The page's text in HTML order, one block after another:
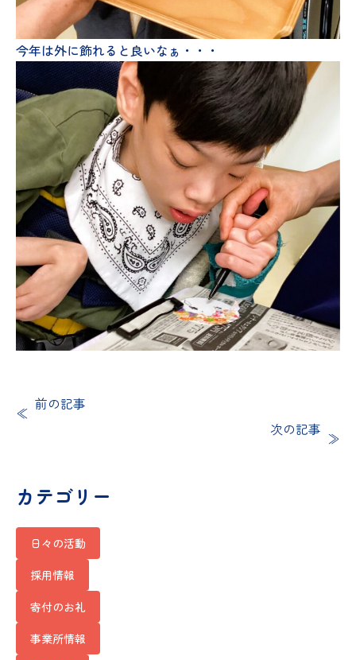
今年は外に飾れると良いなぁ・・・
前の記事
次の記事
カテゴリー
日々の活動
採用情報
寄付のお礼
事業所情報